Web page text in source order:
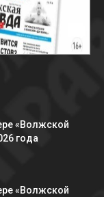
«Волжской
года
«Волжской